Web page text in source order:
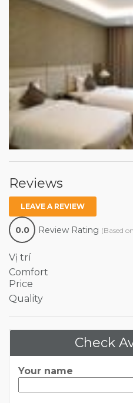
Reviews
LEAVE A REVIEW
0.0 Review Rating (Based
Vị trí
Comfort
Price
Quality
Check
Your name